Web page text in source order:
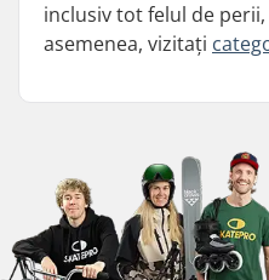
inclusiv tot felul de
asemenea, vizitați